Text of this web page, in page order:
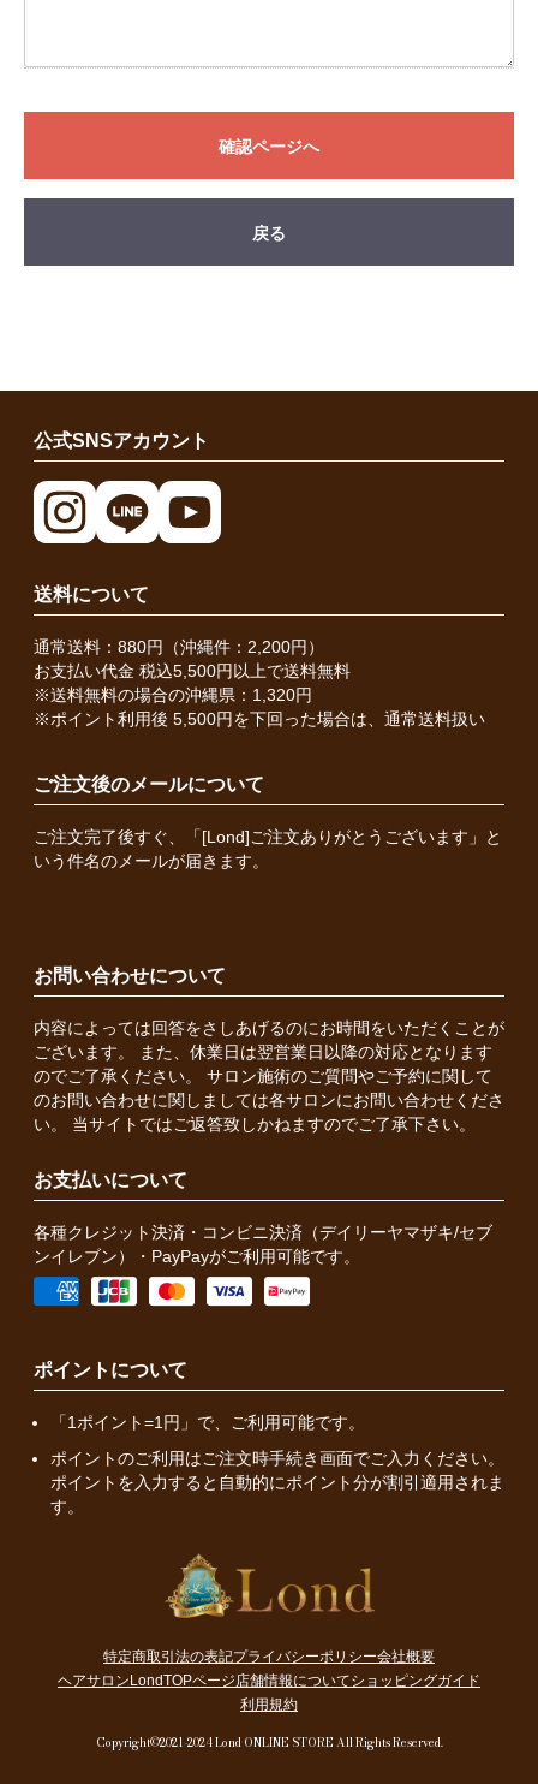
確認ページへ
戻る
公式SNSアカウント
送料について
通常送料：880円（沖縄件：2,200円）
お支払い代金 税込5,500円以上で送料無料
※送料無料の場合の沖縄県：1,320円
※ポイント利用後 5,500円を下回った場合は、通常送料扱い
ご注文後のメールについて
ご注文完了後すぐ、「[Lond]ご注文ありがとうございます」と
いう件名のメールが届きます。
お問い合わせについて
内容によっては回答をさしあげるのにお時間をいただくことが
ございます。 また、休業日は翌営業日以降の対応となります
のでご了承ください。 サロン施術のご質問やご予約に関して
のお問い合わせに関しましては各サロンにお問い合わせくださ
い。 当サイトではご返答致しかねますのでご了承下さい。
お支払いについて
各種クレジット決済・コンビニ決済（デイリーヤマザキ/セブ
ンイレブン）・PayPayがご利用可能です。
ポイントについて
「1ポイント=1円」で、ご利用可能です。
ポイントのご利用はご注文時手続き画面でご入力ください。
ポイントを入力すると自動的にポイント分が割引適用されま
す。
特定商取引法の表記プライバシーポリシー会社概要
ヘアサロンLondTOPページ店舗情報についてショッピングガイド
利用規約
Copyright©2021-2024 Lond ONLINE STORE All Rights Reserved.